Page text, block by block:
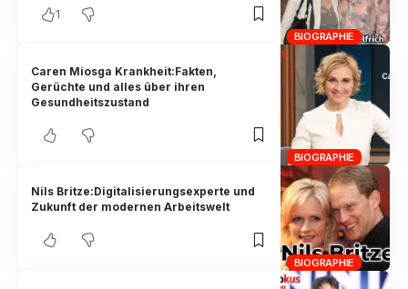
BIOGRAPHIE
1
BIOGRAPHIE
Caren Miosga Krankheit:Fakten,
Gerüchte und alles über ihren
Gesundheitszustand
BIOGRAPHIE
Nils Britze:Digitalisierungsexperte und
Zukunft der modernen Arbeitswelt